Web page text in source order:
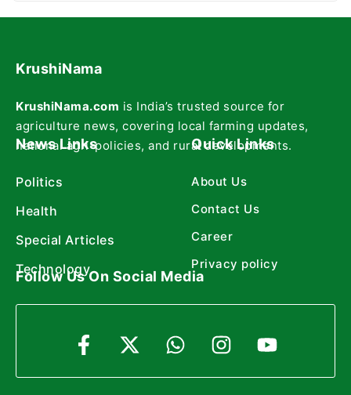
KrushiNama
KrushiNama.com is India’s trusted source for
agriculture news, covering local farming updates,
national agri-policies, and rural developments.
News Links
Politics
Health
Special Articles
Technology
Quick Links
About Us
Contact Us
Career
Privacy policy
Follow Us On Social Media